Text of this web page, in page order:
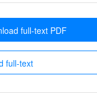
full-text PDF
full-text